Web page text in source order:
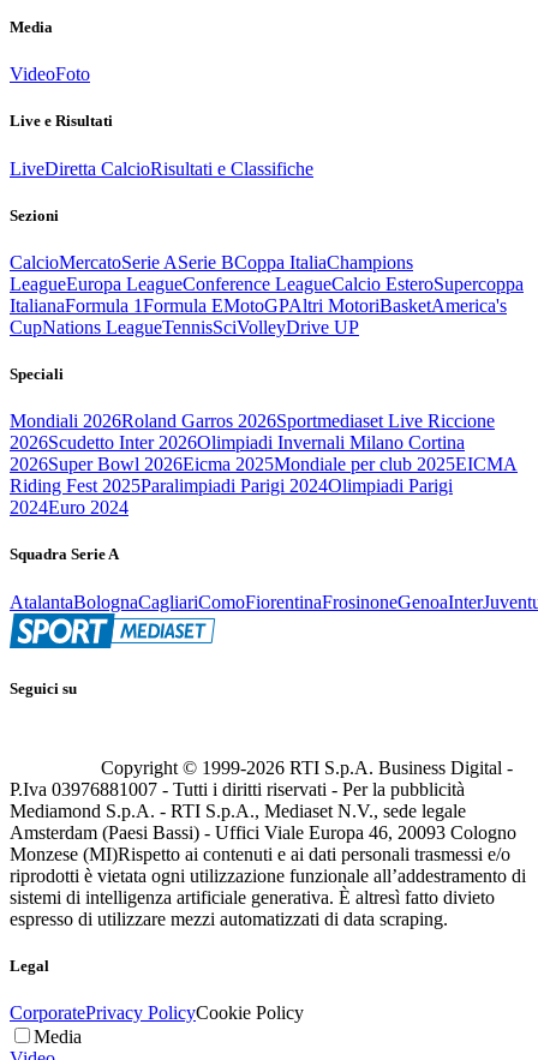
Media
VideoFoto
Live e Risultati
LiveDiretta CalcioRisultati e Classifiche
Sezioni
CalcioMercatoSerie ASerie BCoppa ItaliaChampions
LeagueEuropa LeagueConference LeagueCalcio EsteroSupercoppa
ItalianaFormula 1Formula EMotoGPAltri MotoriBasketAmerica's
CupNations LeagueTennisSciVolleyDrive UP
Speciali
Mondiali 2026Roland Garros 2026Sportmediaset Live Riccione
2026Scudetto Inter 2026Olimpiadi Invernali Milano Cortina
2026Super Bowl 2026Eicma 2025Mondiale per club 2025EICMA
Riding Fest 2025Paralimpiadi Parigi 2024Olimpiadi Parigi
2024Euro 2024
Squadra Serie A
AtalantaBolognaCagliariComoFiorentinaFrosinoneGenoaInter
Seguici su
Copyright © 1999-2026 RTI S.p.A. Business Digital -
P.Iva 03976881007 - Tutti i diritti riservati - Per la pubblicità
Mediamond S.p.A. - RTI S.p.A., Mediaset N.V., sede legale
Amsterdam (Paesi Bassi) - Uffici Viale Europa 46, 20093 Cologno
Monzese (MI)Rispetto ai contenuti e ai dati personali trasmessi e/o
riprodotti è vietata ogni utilizzazione funzionale all’addestramento di
sistemi di intelligenza artificiale generativa. È altresì fatto divieto
espresso di utilizzare mezzi automatizzati di data scraping.
Legal
CorporatePrivacy PolicyCookie Policy
Media